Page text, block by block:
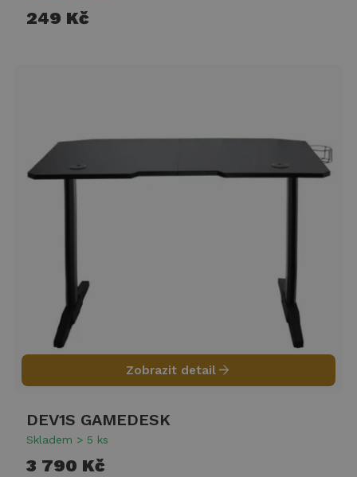
249 Kč
Zobrazit detailarrow_forward
DEV1S GAMEDESK
Skladem > 5 ks
3 790 Kč